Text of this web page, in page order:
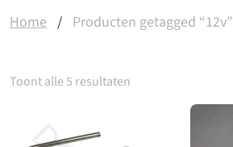
Home / Producten getagged “12v”
Toont alle 5 resultaten